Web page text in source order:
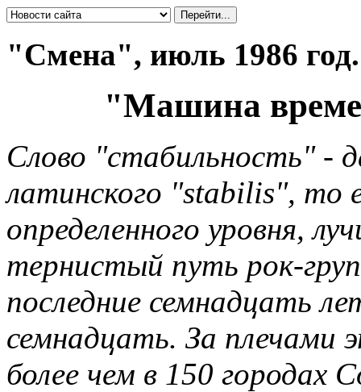
"Смена", июль 1986 год.
"Машина
Слово "стабильность" -
латинского "stabilis", то
определенного уровня,
тернистый путь рок-
последние семнадцать
семнадцать. За плечами
более чем в 150 городах